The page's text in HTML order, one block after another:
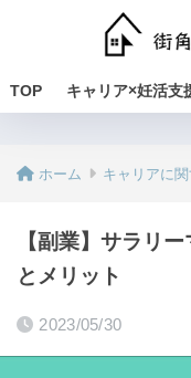
TOP キャリア×妊活支
ホーム キャリアに
【副業】サラリ
とメリット
2023/05/30